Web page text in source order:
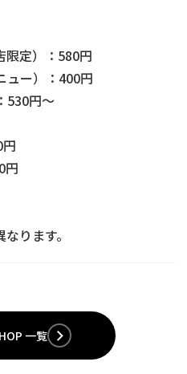
限定）：580円
ュー）：400円
530円〜
円
ります。
一覧